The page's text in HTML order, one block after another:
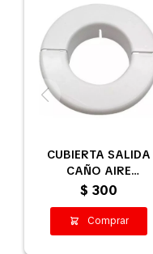
CUBIERTA SALIDA
CAÑO AIRE
ACONDICIONADO
CM
$ 300